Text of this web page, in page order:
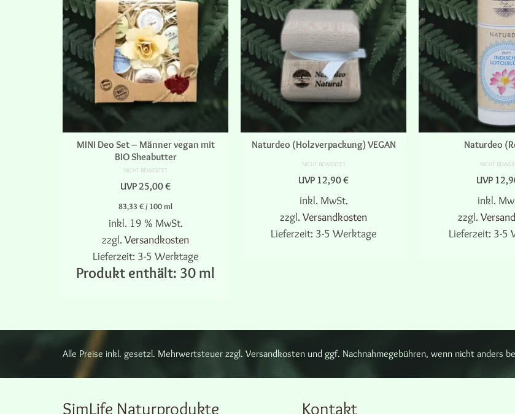
MINI Deo Set – Männer vegan mit
BIO Sheabutter
NICHT BEWERTET
UVP25,00€
83,33 € / 100 ml
inkl. 19 % MwSt.
zzgl.Versandkosten
Lieferzeit: 3-5 Werktage
Produkt enthält: 30 ml
Naturdeo (Holzverpackung) VEGAN
NICHT BEWERTET
UVP 12,90€
inkl. MwSt.
zzgl.Versandkosten
Lieferzeit: 3-5 Werktage
Optionen
können
auf
Produktseite
Naturdeo
NICHT
UVP
inkl.
zzgl.
Lieferzeit: 3-5
auf
Alle Preise inkl. gesetzl. Mehrwertsteuer zzgl. Versandkosten und ggf. Nachnahmegebühren, wenn nicht anders
SimLife Naturprodukte Kontakt